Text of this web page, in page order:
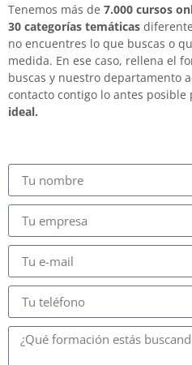
Tenemos más de 7.000 cursos
30 categorías temáticas
no encuentres lo que buscas o
medida. En ese caso, rellena el
buscas y nuestro departamento
contacto contigo lo antes posible
ideal.